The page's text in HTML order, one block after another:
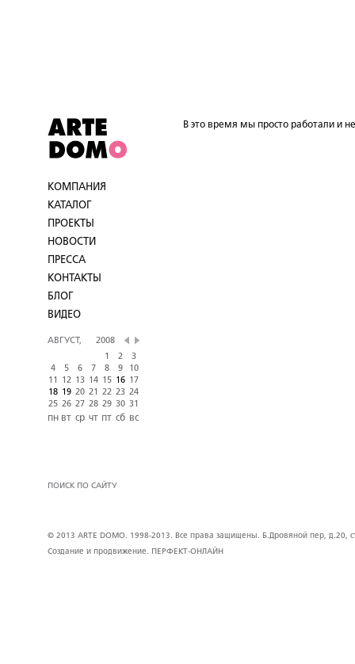
КОМПАНИЯ
КАТАЛОГ
ПРОЕКТЫ
НОВОСТИ
ПРЕССА
КОНТАКТЫ
БЛОГ
ВИДЕО
АВГУСТ,
2008
1
2
3
4
5 6 7 8 9
10
11
12 13 14 15 16
17
18 19 20 21 22 23 24
25 26 27 28 29 30 31
пн вт ср чт пт сб вс
ПОИСК ПО САЙТУ
В это время мы просто работали и
© 2013 ARTE DOMO. 1998-2013. Все права защищены. Б.Дровяной пер, д.20,
Создание и продвижение.
ПЕРФЕКТ-ОНЛАЙН